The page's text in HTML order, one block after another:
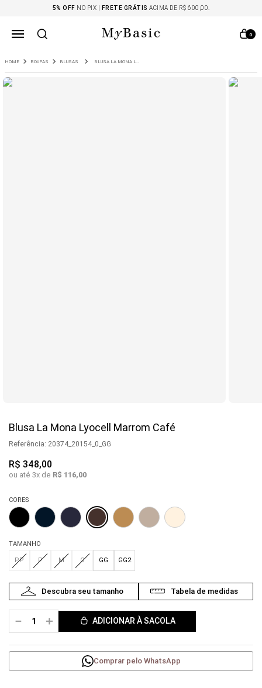
5% OFF NO PIX | FRETE GRÁTIS ACIMA DE R$ 600,00.
0
ROUPAS BLUSAS BLUSA LA MONA LYOCELL MARROM CAFÉ
Blusa La Mona Lyocell Marrom Café
Referência: 20374_20154_0_GG
R$ 348,00
ou até 3x de R$ 116,00
CORES
TAMANHO
PP P M G GG GG2
＋
－ ADICIONAR À SACOLA
Comprar pelo WhatsApp